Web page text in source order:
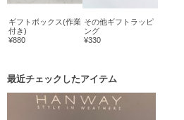
ギフトボックス(作業
付き)
¥880
その他ギフトラッピ
ング
¥330
最近チェックしたアイテム